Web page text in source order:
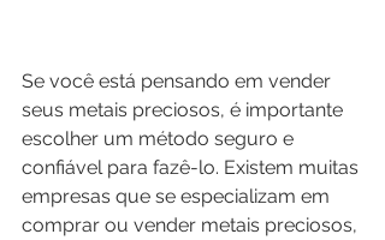
Se você está pensando em vender
seus metais preciosos, é importante
escolher um método seguro e
confiável para fazê-lo. Existem muitas
empresas que se especializam em
comprar ou vender metais preciosos,